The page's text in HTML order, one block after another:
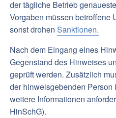
der tägliche Betrieb
Vorgaben müssen betroffene
sonst drohen Sanktionen.
Nach dem Eingang eines
Gegenstand des Hinweises
geprüft werden. Zusätzlich
der hinweisgebenden Person
weitere Informationen
HinSchG).